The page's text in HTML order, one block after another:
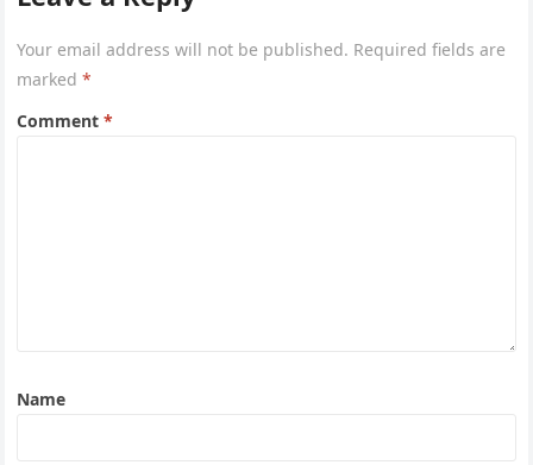
Your email address will not be published. Required fields are
marked*
Comment*
Name